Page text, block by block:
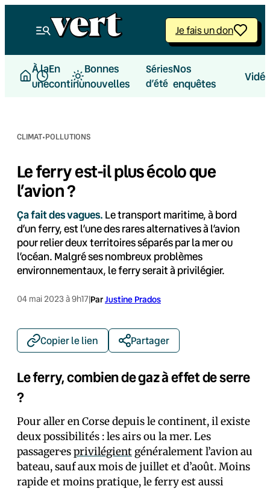
Je fais un don
À la
une
En
continu
Bonnes
nouvelles
Séries
d’été
Nos
enquêtes
CLIMAT·POLLUTIONS
Le ferry est-il plus écolo que
l’avion ?
Ça fait des vagues. Le transport maritime, à bord
d’un ferry, est l’une des rares alternatives à l’avion
pour relier deux territoires séparés par la mer ou
l’océan. Malgré ses nombreux problèmes
environnementaux, le ferry serait à privilégier.
04 mai 2023 à 9h17|ParJustine Prados
Copier le lien Partager
Le ferry, combien de gaz à effet de serre
?
Pour aller en Corse depuis le continent, il existe
deux possibilités : les airs ou la mer. Les
passager·esprivilégient généralement l’avion au
bateau, sauf aux mois de juillet et d’août. Moins
rapide et moins pratique, le ferry est aussi